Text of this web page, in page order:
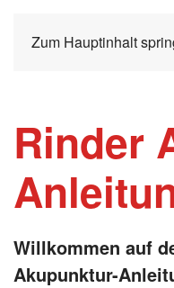
Zum Hauptinhalt
Rinder
Willkommen auf
Akupunktur-